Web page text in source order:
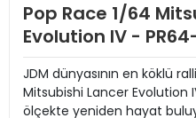
Pop Race 1/64
Evolution IV -
JDM dünyasının en köklü
Mitsubishi Lancer Evolution
ölçekte yeniden hayat